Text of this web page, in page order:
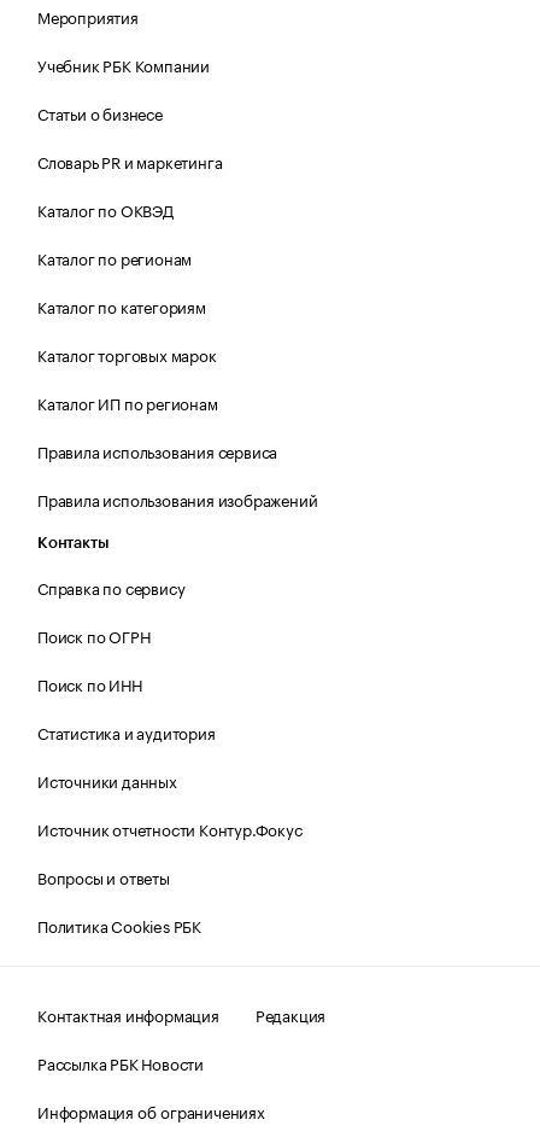
Мероприятия
Учебник РБК Компании
Статьи о бизнесе
Словарь PR и маркетинга
Каталог по ОКВЭД
Каталог по регионам
Каталог по категориям
Каталог торговых марок
Каталог ИП по регионам
Правила использования сервиса
Правила использования изображений
Контакты
Справка по сервису
Поиск по ОГРН
Поиск по ИНН
Статистика и аудитория
Источники данных
Источник отчетности Контур.Фокус
Вопросы и ответы
Политика Cookies РБК
Контактная информация
Редакция
Рассылка РБК Новости
Информация об ограничениях